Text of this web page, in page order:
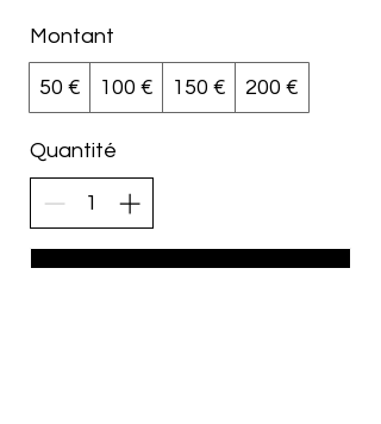
Montant
50 € 100 € 150 € 200 €
Quantité